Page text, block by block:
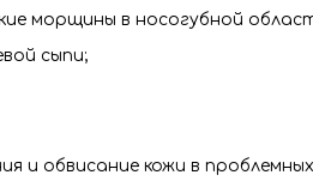
морщины в носогубной
сыпи;
и обвисание кожи в